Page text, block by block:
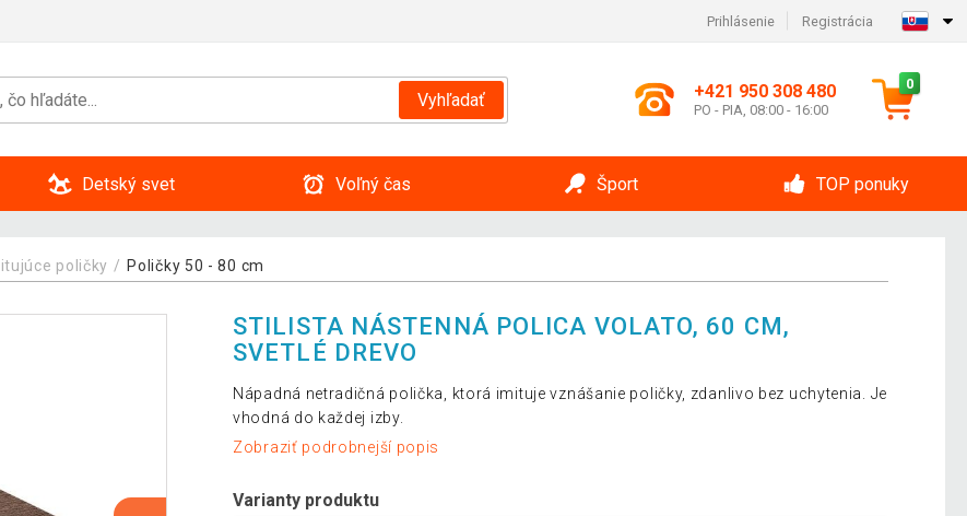
Prihlásenie Registrácia
Vyhľadať +421 950 308 480
PO - PIA, 08:00 - 16:00
0
Detský svet Voľný čas Šport TOP ponuky
poličky Poličky 50 - 80 cm
STILISTA NÁSTENNÁ POLICA VOLATO, 60 CM,
SVETLÉ DREVO
Nápadná netradičná polička, ktorá imituje vznášanie poličky, zdanlivo bez uchytenia. Je
vhodná do každej izby.
Zobraziť podrobnejší popis
Varianty produktu